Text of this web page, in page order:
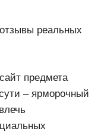
предмета
– ярморочный